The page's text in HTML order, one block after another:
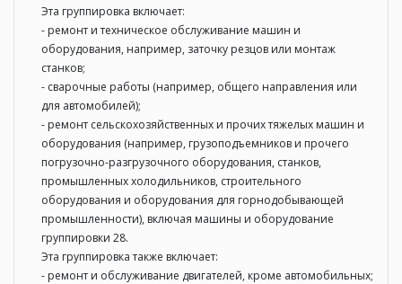
Эта группировка включает:
- ремонт и техническое обслуживание машин и
оборудования, например, заточку резцов или монтаж
станков;
- сварочные работы (например, общего направления или
для автомобилей);
- ремонт сельскохозяйственных и прочих тяжелых машин и
оборудования (например, грузоподъемников и прочего
погрузочно-разгрузочного оборудования, станков,
промышленных холодильников, строительного
оборудования и оборудования для горнодобывающей
промышленности), включая машины и оборудование
группировки 28.
Эта группировка также включает:
- ремонт и обслуживание двигателей, кроме автомобильных;